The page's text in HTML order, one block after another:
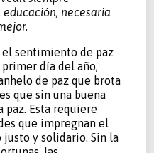
necesaria
sentimiento de paz
día del año,
de paz que brota
que sin una buena
paz. Esta requiere
que impregnan el
y solidario. Sin la